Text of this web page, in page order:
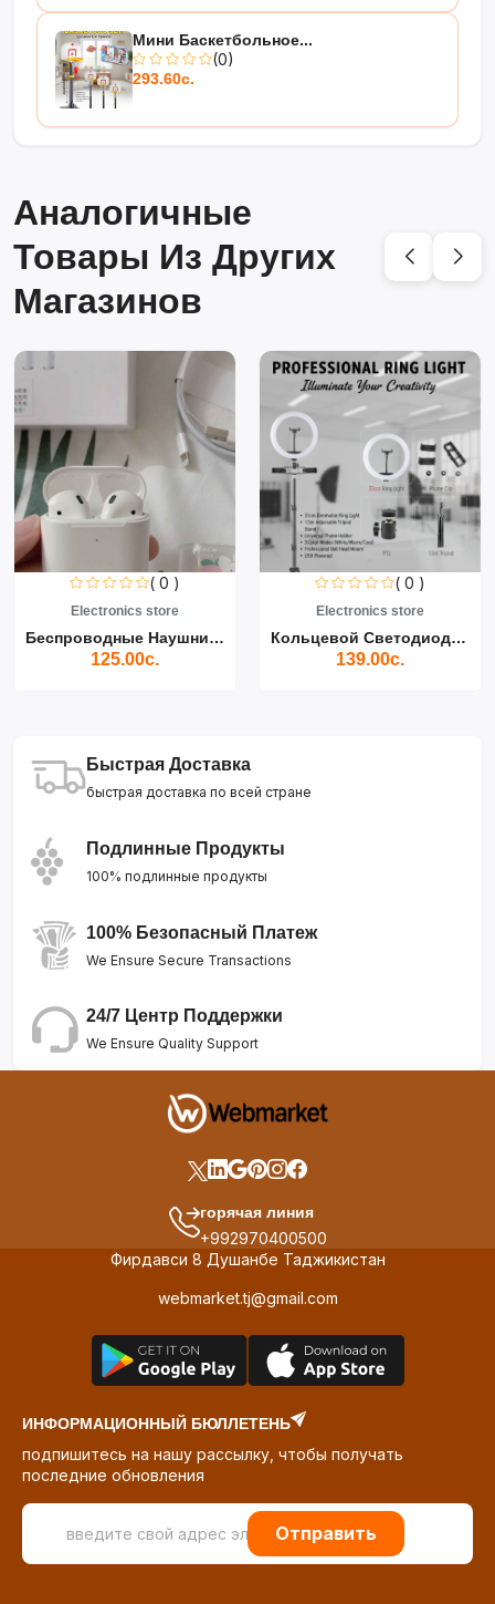
Мини Баскетбольное...
(0)
293.60с.
Аналогичные
Товары Из Других
Магазинов
( 0 )
Electronics store
Беспроводные Наушники Air...
125.00с.
( 0 )
Electronics store
Кольцевой Светодиодный Св...
139.00с.
Быстрая Доставка
быстрая доставка по всей стране
Подлинные Продукты
100% подлинные продукты
100% Безопасный Платеж
We Ensure Secure Transactions
24/7 Центр Поддержки
We Ensure Quality Support
горячая линия
+992970400500
Фирдавси 8 Душанбе Таджикистан
webmarket.tj@gmail.com
ИНФОРМАЦИОННЫЙ БЮЛЛЕТЕНЬ
подпишитесь на нашу рассылку, чтобы получать
последние обновления
Отправить